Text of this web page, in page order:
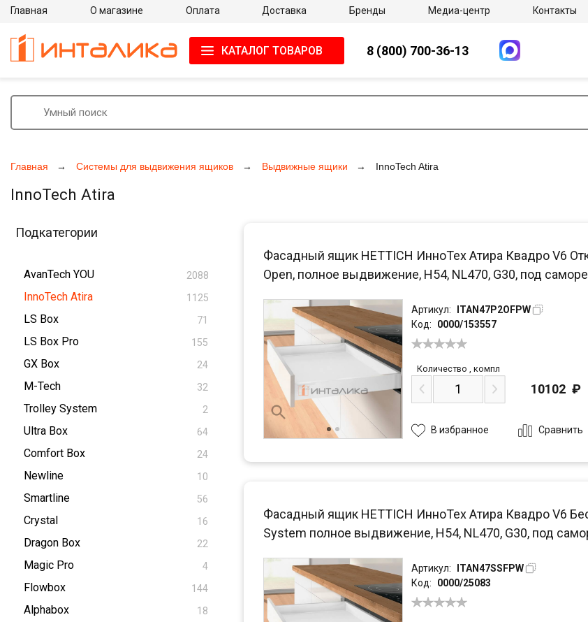
Главная Системы для выдвижения ящиков Выдвижные ящики InnoTech Atira
InnoTech Atira
Подкатегории
AvanTech YOU 2088
InnoTech Atira 1125
LS Box 71
LS Box Pro 155
GX Box 24
M-Tech 32
Trolley System 2
Ultra Box 64
Comfort Box 24
Newline 10
Smartline 56
Crystal 16
Dragon Box 22
Magic Pro 4
Flowbox 144
Alphabox 18
Фасадный ящик HETTICH ИнноТех Атира Квадро V6
Open, полное выдвижение, H54, NL470, G30, под
Артикул:
ITAN47P2OFPW
Код:
0000/153557
Количество компл
10102 ₽
В избранное Сравнить
Фасадный ящик HETTICH ИнноТех Атира Квадро V6
System полное выдвижение, H54, NL470, G30, под
Артикул:
ITAN47SSFPW
Код:
0000/25083
Главная О магазине Оплата Доставка Бренды Медиа-центр Контакты
КАТАЛОГ ТОВАРОВ 8 (800) 700-36-13